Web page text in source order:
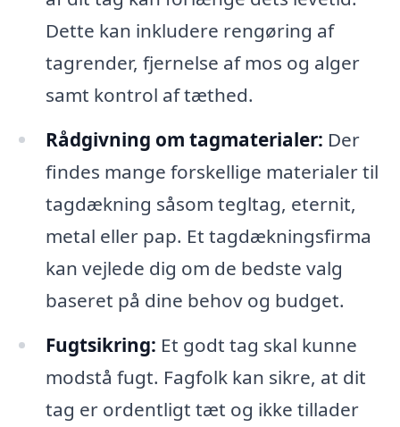
Dette kan inkludere rengøring af
tagrender, fjernelse af mos og alger
samt kontrol af tæthed.
Rådgivning om tagmaterialer: Der
findes mange forskellige materialer til
tagdækning såsom tegltag, eternit,
metal eller pap. Et tagdækningsfirma
kan vejlede dig om de bedste valg
baseret på dine behov og budget.
Fugtsikring: Et godt tag skal kunne
modstå fugt. Fagfolk kan sikre, at dit
tag er ordentligt tæt og ikke tillader